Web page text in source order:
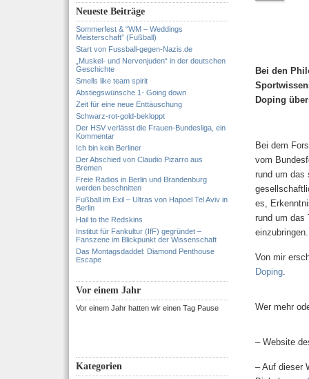
Neueste Beiträge
Sommerfest & “WM – Weddings
Meisterschaft” (Fußball)
Start von Fussball-gegen-Nazis.de
„Muskel- und Nervenjuden“ in der deutschen
Geschichte
Smells like team spirit
Abstiegswünsche 1- Going down
Zeit für eine neue Enttäuschung
Schwarz-rot-gold-bekloppt
Der HSV verlässt die Frauen-Bundesliga, ein
Kommentar
Ich bin kein Berliner
Der Abschied von Claudio Pizarro aus
Bremen
Freie Radios in Berlin und Brandenburg
werden beschnitten
Fußball im Exil – Ultras von Hapoel Tel Aviv in
Berlin
Hail to the Redskins
Institut für Fankultur (IfF) gegründet –
Fanszene im Blickpunkt der Wissenschaft
Das Montagsdaddel: Diamond Penthouse
Escape
Vor einem Jahr
Vor einem Jahr hatten wir einen Tag Pause
Kategorien
Bei den
Doping
Bei dem
vom
rund um das
es,
rund um das
einzubringen.
Von mir
Doping.
Wer mehr
– Website
– Auf dieser